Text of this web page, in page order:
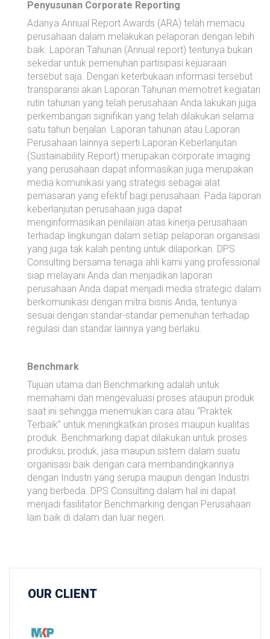
Penyusunan Corporate Reporting
Adanya Annual Report Awards (ARA) telah memacu
perusahaan dalam melakukan pelaporan dengan lebih
baik. Laporan Tahunan (Annual report) tentunya bukan
sekedar untuk pemenuhan partisipasi kejuaraan
tersebut saja. Dengan keterbukaan informasi tersebut
transparansi akan Laporan Tahunan memotret kegiatan
rutin tahunan yang telah perusahaan Anda lakukan juga
perkembangan signifikan yang telah dilakukan selama
satu tahun berjalan. Laporan tahunan atau Laporan
Perusahaan lainnya seperti Laporan Keberlanjutan
(Sustainability Report) merupakan corporate imaging
yang perusahaan dapat informasikan juga merupakan
media komunikasi yang strategis sebagai alat
pemasaran yang efektif bagi perusahaan. Pada laporan
keberlanjutan perusahaan juga dapat
menginformasikan penilaian atas kinerja perusahaan
terhadap lingkungan dalam setiap pelaporan organisasi
yang juga tak kalah penting untuk dilaporkan. DPS
Consulting bersama tenaga ahli kami yang professional
siap melayani Anda dan menjadikan laporan
perusahaan Anda dapat menjadi media strategic dalam
berkomunikasi dengan mitra bisnis Anda, tentunya
sesuai dengan standar-standar pemenuhan terhadap
regulasi dan standar lainnya yang berlaku.
Benchmark
Tujuan utama dari Benchmarking adalah untuk
memahami dan mengevaluasi proses ataupun produk
saat ini sehingga menemukan cara atau “Praktek
Terbaik” untuk meningkatkan proses maupun kualitas
produk. Benchmarking dapat dilakukan untuk proses
produksi, produk, jasa maupun sistem dalam suatu
organisasi baik dengan cara membandingkannya
dengan Industri yang serupa maupun dengan Industri
yang berbeda. DPS Consulting dalam hal ini dapat
menjadi fasilitator Benchmarking dengan Perusahaan
lain baik di dalam dan luar negeri.
OUR CLIENT